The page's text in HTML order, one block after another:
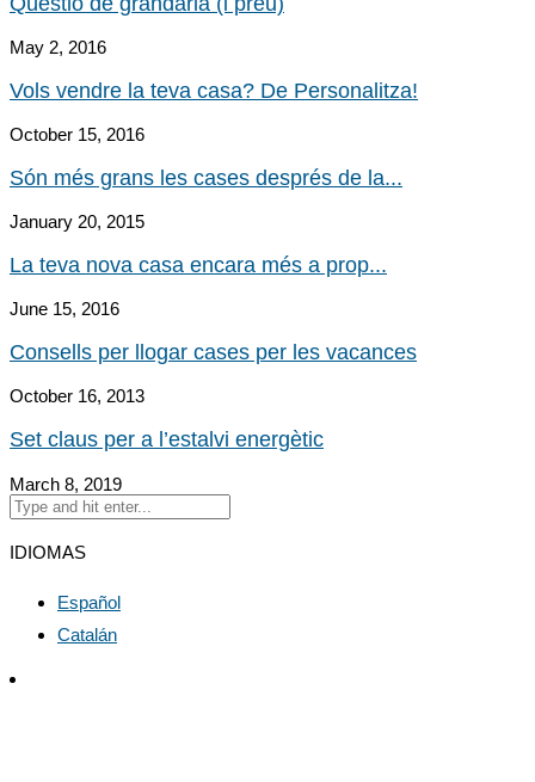
May 2, 2016
Vols vendre la teva casa? De Personalitza!
October 15, 2016
Són més grans les cases després de la...
January 20, 2015
La teva nova casa encara més a prop...
June 15, 2016
Consells per llogar cases per les vacances
October 16, 2013
Set claus per a l’estalvi energètic
March 8, 2019
IDIOMAS
Español
Catalán